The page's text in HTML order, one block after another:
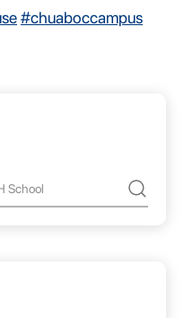
#chuaboccampus